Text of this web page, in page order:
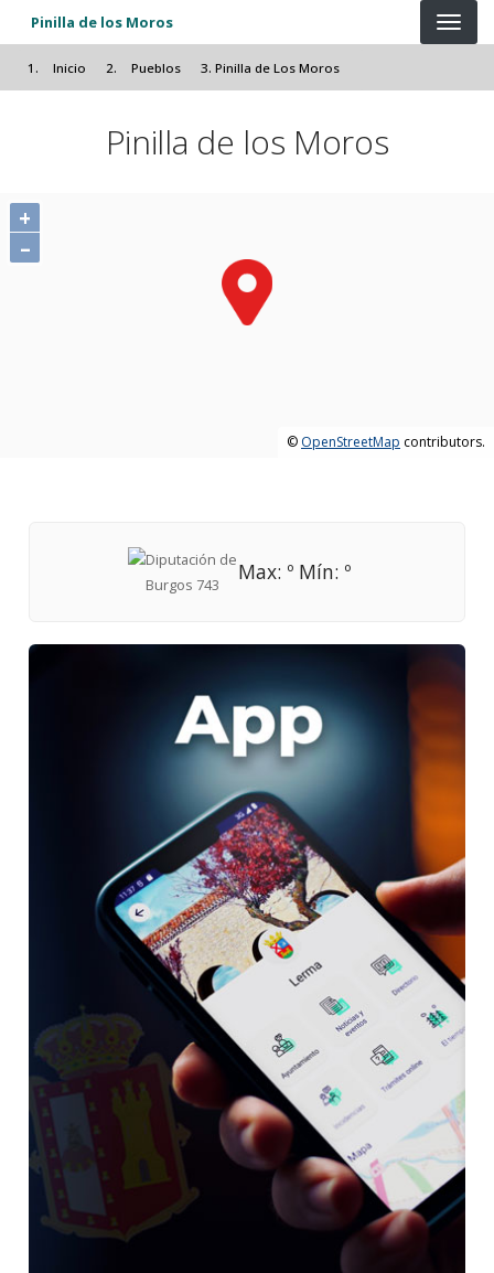
Pasar al contenido principal
Pinilla de los Moros
Inicio Pueblos Pinilla de Los Moros
Pinilla de los Moros
+
–
© OpenStreetMap contributors.
Max: º Mín: º